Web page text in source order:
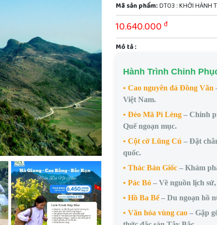
Mã sản phẩm:DT03 : KHỞI HÀNH
10.640.000 đ
Mô tả :
Hành Trình Chinh
• Cao nguyên đá Đồng Văn
Việt Nam.
• Đèo Mã Pì Lèng – Chinh
Quế ngoạn mục.
• Cột cờ Lũng Cú – Đặt
quốc.
• Thác Bản Giốc – Khám
• Pác Bó – Về nguồn lịch
• Hồ Ba Bể– Du ngoạn hồ
• Văn hóa vùng cao – Gặp